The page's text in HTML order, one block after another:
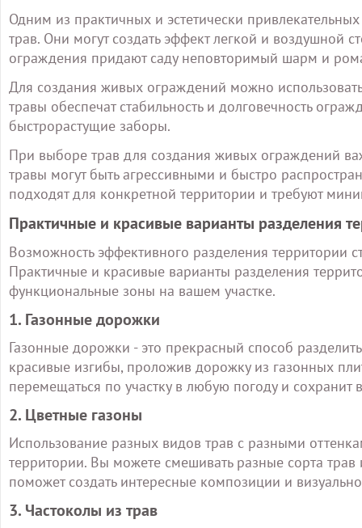
Одним из практичных и эстетически
трав. Они могут создать эффект легкой и воздушной
ограждения придают саду неповторимый шарм и
Для создания живых ограждений можно
травы обеспечат стабильность и долговечность
быстрорастущие заборы.
При выборе трав для создания живых ограждений
травы могут быть агрессивными и быстро
подходят для конкретной территории и требуют
Практичные и красивые варианты разделения
Возможность эффективного разделения
Практичные и красивые варианты разделения
функциональные зоны на вашем участке.
1. Газонные дорожки
Газонные дорожки - это прекрасный способ
красивые изгибы, проложив дорожку из газонных
перемещаться по участку в любую погоду и сохранит
2. Цветные газоны
Использование разных видов трав с разными
территории. Вы можете смешивать разные сорта
поможет создать интересные композиции и
3. Частоколы из трав